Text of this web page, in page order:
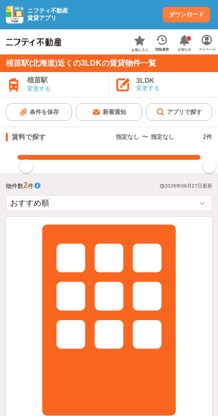
ニフティ不動産
賃貸アプリ
ダウンロード
お気に入り 閲覧履歴 お知らせ マイページ
植苗駅(北海道)近くの3LDKの賃貸物件一覧
植苗駅
変更する
3LDK
変更する
条件を保存 新着通知 アプリで探す
賃料で探す 指定なし 〜 指定なし 2件
物件数2件 2026年06月27日更新